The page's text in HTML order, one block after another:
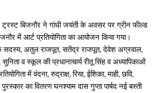
ट्रस्ट बिजनौर ने गांधी जयंती के अवसर पर ग्रीन फील्ड
में आर्ट प्रतियोगिता का आयोजन किया गया।
सदस्य, अतुल राजपूत, सतेंद्र राजपूत, देवेश अग्रवाल,
व स्कूल की प्रधानाचार्य रीतू सिंह व अध्यापिकाओं
में वंदना, रुद्राक्ष, रिया, ईशिका, माही, छवि,
का वितरण घनश्याम दास गुप्ता पार्षद नई बस्ती